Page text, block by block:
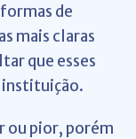
de
mais claras
que esses
instituição.
ou pior, porém